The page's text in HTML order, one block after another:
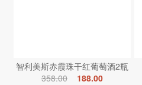
智利美斯赤霞珠干红葡萄酒2瓶
358.00
188.00